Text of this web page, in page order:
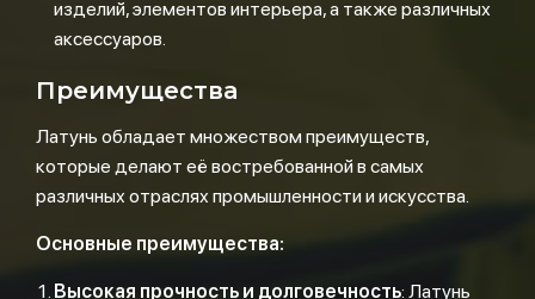
изделий, элементов интерьера, а также различных
аксессуаров.
Преимущества
Латунь обладает множеством преимуществ,
которые делают её востребованной в самых
различных отраслях промышленности и искусства.
Основные преимущества:
Высокая прочность и долговечность: Латунь